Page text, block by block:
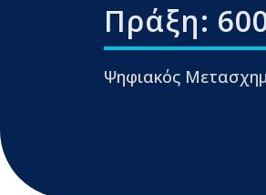
Πράξη:
Ψηφιακός